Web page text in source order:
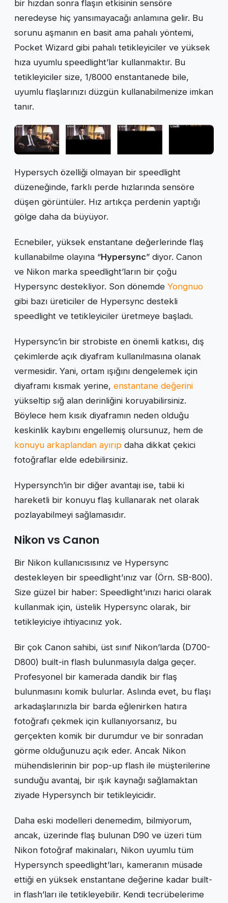
bir hızdan sonra flaşın etkisinin sensöre
neredeyse hiç yansımayacağı anlamına gelir. Bu
sorunu aşmanın en basit ama pahalı yöntemi,
Pocket Wizard gibi pahalı tetikleyiciler ve yüksek
hıza uyumlu speedlight’lar kullanmaktır. Bu
tetikleyiciler size, 1/8000 enstantanede bile,
uyumlu flaşlarınızı düzgün kullanabilmenize imkan
tanır.
Hypersych özelliği olmayan bir speedlight
düzeneğinde, farklı perde hızlarında sensöre
düşen görüntüler. Hız artıkça perdenin yaptığı
gölge daha da büyüyor.
Ecnebiler, yüksek enstantane değerlerinde flaş
kullanabilme olayına “Hypersync” diyor. Canon
ve Nikon marka speedlight’ların bir çoğu
Hypersync destekliyor. Son dönemde Yongnuo
gibi bazı üreticiler de Hypersync destekli
speedlight ve tetikleyiciler üretmeye başladı.
Hypersync’in bir strobiste en önemli katkısı, dış
çekimlerde açık diyafram kullanılmasına olanak
vermesidir. Yani, ortam ışığını dengelemek için
diyaframı kısmak yerine, enstantane değerini
yükseltip sığ alan derinliğini koruyabilirsiniz.
Böylece hem kısık diyaframın neden olduğu
keskinlik kaybını engellemiş olursunuz, hem de
konuyu arkaplandan ayırıp daha dikkat çekici
fotoğraflar elde edebilirsiniz.
Hypersynch’in bir diğer avantajı ise, tabii ki
hareketli bir konuyu flaş kullanarak net olarak
pozlayabilmeyi sağlamasıdır.
Nikon vs Canon
Bir Nikon kullanıcısısınız ve Hypersync
destekleyen bir speedlight’ınız var (Örn. SB-800).
Size güzel bir haber: Speedlight’ınızı harici olarak
kullanmak için, üstelik Hypersync olarak, bir
tetikleyiciye ihtiyacınız yok.
Bir çok Canon sahibi, üst sınıf Nikon’larda (D700-
D800) built-in flash bulunmasıyla dalga geçer.
Profesyonel bir kamerada dandik bir flaş
bulunmasını komik bulurlar. Aslında evet, bu flaşı
arkadaşlarınızla bir barda eğlenirken hatıra
fotoğrafı çekmek için kullanıyorsanız, bu
gerçekten komik bir durumdur ve bir sonradan
görme olduğunuzu açık eder. Ancak Nikon
mühendislerinin bir pop-up flash ile müşterilerine
sunduğu avantaj, bir ışık kaynağı sağlamaktan
ziyade Hypersynch bir tetikleyicidir.
Daha eski modelleri denemedim, bilmiyorum,
ancak, üzerinde flaş bulunan D90 ve üzeri tüm
Nikon fotoğraf makinaları, Nikon uyumlu tüm
Hypersynch speedlight’ları, kameranın müsade
ettiği en yüksek enstantane değerine kadar built-
in flash’ları ile tetikleyebilir. Kendi tecrübelerime